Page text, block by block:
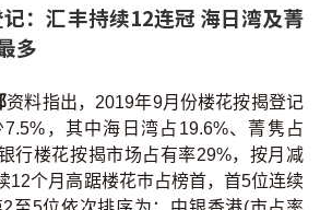
：汇丰持续12连冠 海日湾及菁
多
资料指出，2019年9月份楼花按揭登记
，其中海日湾占19.6%、菁隽占
行楼花按揭市场占有率29%，按月减
12个月高踞楼花巿占榜首，首5位连续